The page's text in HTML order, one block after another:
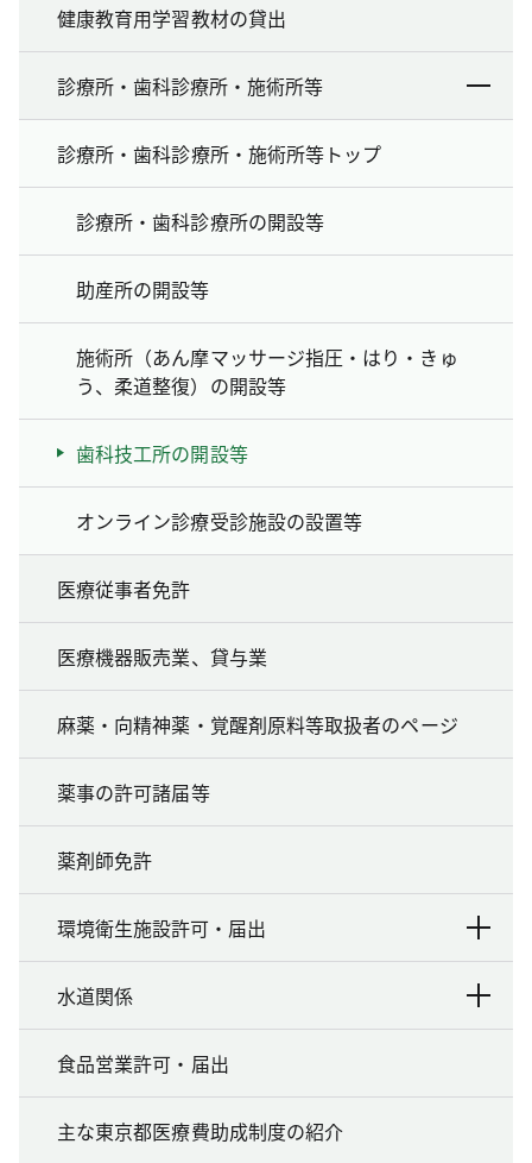
健康教育用学習教材の貸出
診療所・歯科診療所・施術所等
診療所・歯科診療所・施術所等トップ
診療所・歯科診療所の開設等
助産所の開設等
施術所（あん摩マッサージ指圧・はり・きゅ
う、柔道整復）の開設等
歯科技工所の開設等
オンライン診療受診施設の設置等
医療従事者免許
医療機器販売業、貸与業
麻薬・向精神薬・覚醒剤原料等取扱者のページ
薬事の許可諸届等
薬剤師免許
環境衛生施設許可・届出
水道関係
食品営業許可・届出
主な東京都医療費助成制度の紹介